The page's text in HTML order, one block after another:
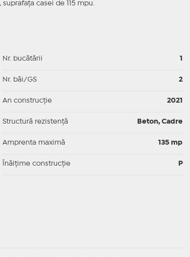
casei de 115 mpu.
Nr. bucătării
Nr. băi/GS 2
An construcție 2021
Structură rezistență Beton, Cadre
Amprenta maximă 135 mp
Înălțime construcție P